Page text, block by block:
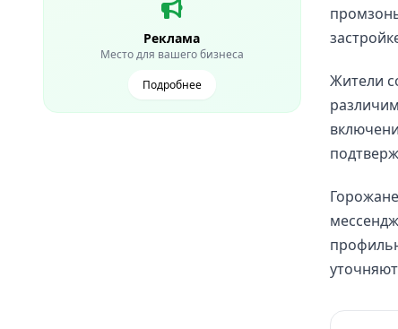
Реклама
Место для вашего бизнеса
Подробнее
Жители